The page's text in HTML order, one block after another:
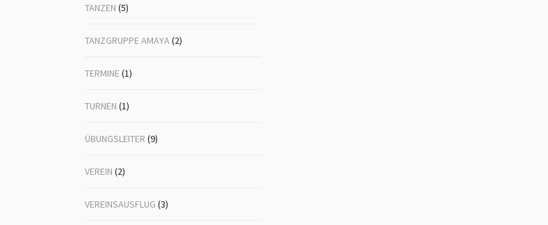
TANZEN (5)
TANZGRUPPE AMAYA(2)
TERMINE(1)
TURNEN (1)
ÜBUNGSLEITER (9)
VEREIN (2)
VEREINSAUSFLUG (3)